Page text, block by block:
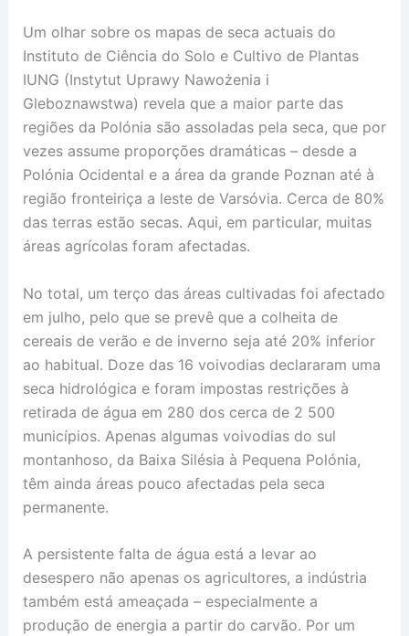
Um olhar sobre os mapas de seca actuais do
Instituto de Ciência do Solo e Cultivo de Plantas
IUNG (Instytut Uprawy Nawożenia i
Gleboznawstwa) revela que a maior parte das
regiões da Polónia são assoladas pela seca, que por
vezes assume proporções dramáticas – desde a
Polónia Ocidental e a área da grande Poznan até à
região fronteiriça a leste de Varsóvia. Cerca de 80%
das terras estão secas. Aqui, em particular, muitas
áreas agrícolas foram afectadas.
No total, um terço das áreas cultivadas foi afectado
em julho, pelo que se prevê que a colheita de
cereais de verão e de inverno seja até 20% inferior
ao habitual. Doze das 16 voivodias declararam uma
seca hidrológica e foram impostas restrições à
retirada de água em 280 dos cerca de 2 500
municípios. Apenas algumas voivodias do sul
montanhoso, da Baixa Silésia à Pequena Polónia,
têm ainda áreas pouco afectadas pela seca
permanente.
A persistente falta de água está a levar ao
desespero não apenas os agricultores, a indústria
também está ameaçada – especialmente a
produção de energia a partir do carvão. Por um